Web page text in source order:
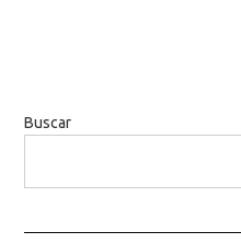
Buscar